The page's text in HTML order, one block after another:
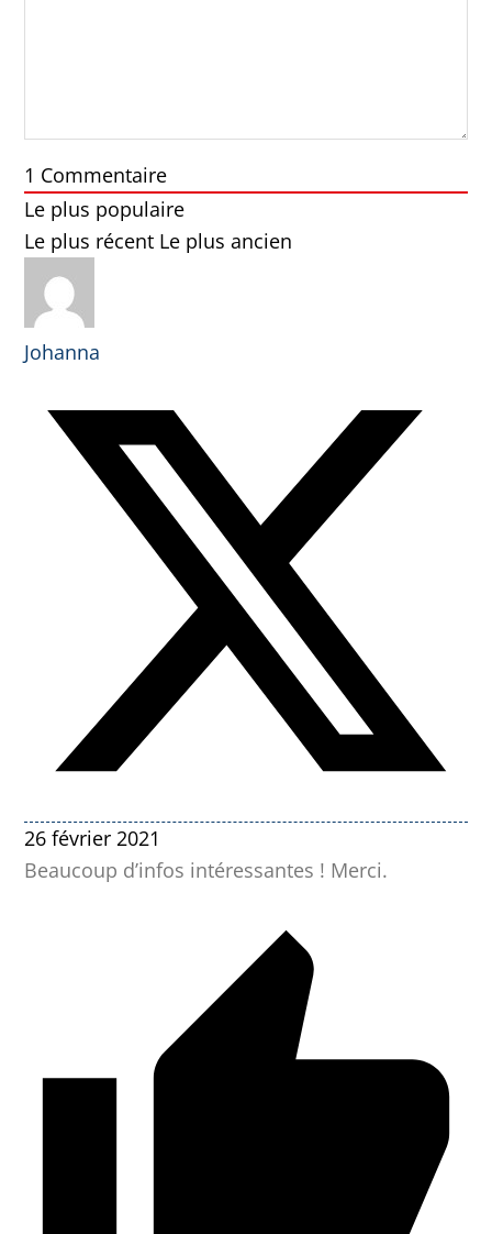
1 Commentaire
Le plus populaire
Le plus récent Le plus ancien
Johanna
26 février 2021
Beaucoup d’infos intéressantes ! Merci.